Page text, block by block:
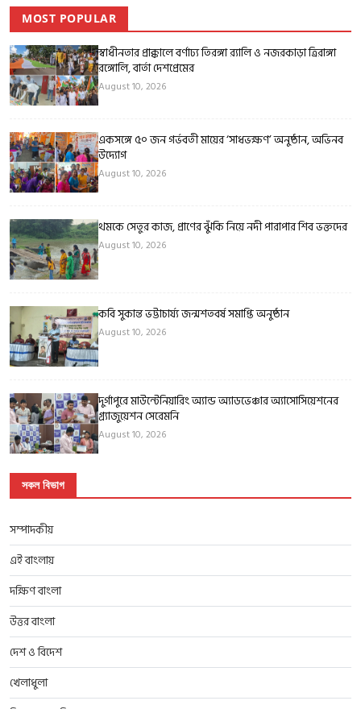
MOST POPULAR
স্বাধীনতার প্রাক্কালে বর্ণাঢ্য তিরঙ্গা র‍্যালি ও নজরকাড়া ত্রিরাঙ্গা
রঙ্গোলি, বার্তা দেশপ্রেমের
August 10, 2026
একসঙ্গে ৫০ জন গর্ভবতী মায়ের ‘সাধভক্ষণ’ অনুষ্ঠান, অভিনব
উদ্যোগ
August 10, 2026
থমকে সেতুর কাজ, প্রাণের ঝুঁকি নিয়ে নদী পারাপার শিব ভক্তদের
August 10, 2026
কবি সুকান্ত ভট্টাচার্য্য জন্মশতবর্ষ সমাপ্তি অনুষ্ঠান
August 10, 2026
দুর্গাপুরে মাউন্টেনিয়ারিং অ্যান্ড অ্যাডভেঞ্চার অ্যাসোসিয়েশনের
গ্র্যাজুয়েশন সেরেমনি
August 10, 2026
সকল বিভাগ
সম্পাদকীয়
এই বাংলায়
দক্ষিণ বাংলা
উত্তর বাংলা
দেশ ও বিদেশ
খেলাধুলা